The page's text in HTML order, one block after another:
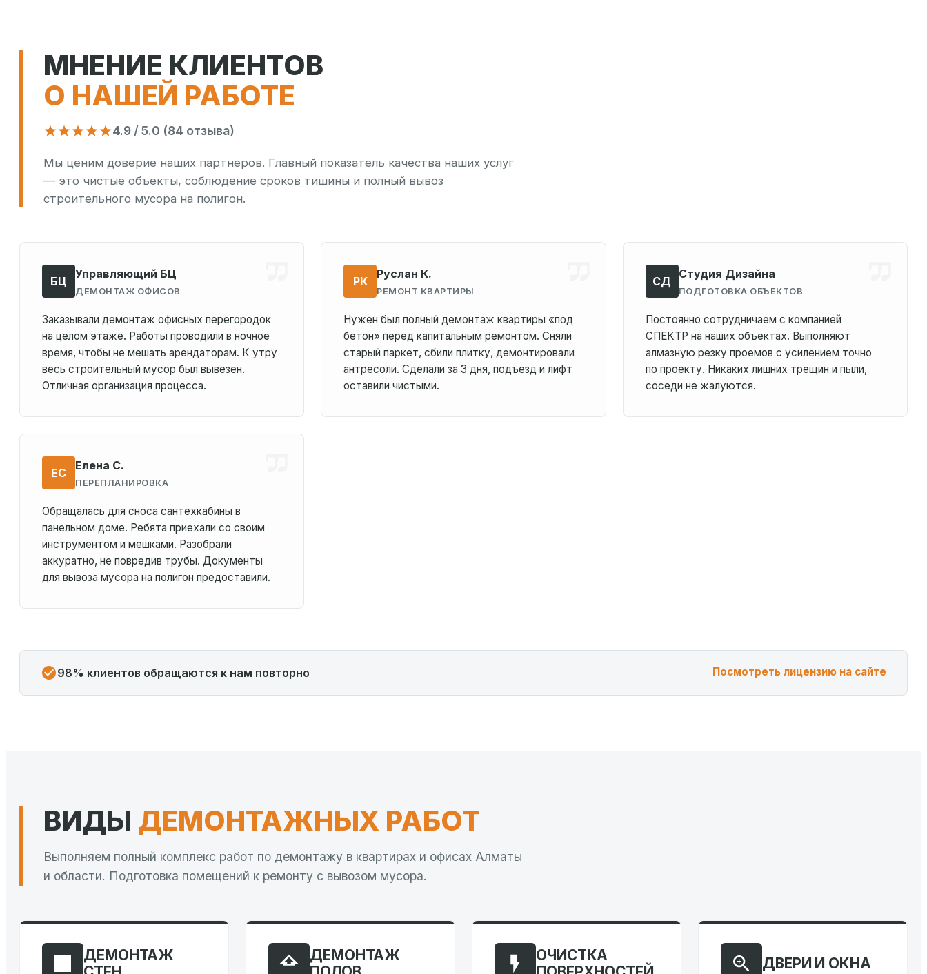
МНЕНИЕ КЛИЕНТОВ
О НАШЕЙ РАБОТЕ
4.9 / 5.0 (84 отзыва)
Мы ценим доверие наших партнеров. Главный показатель качества наших услуг
— это чистые объекты, соблюдение сроков тишины и полный вывоз
строительного мусора на полигон.
БЦ
Управляющий БЦ
ДЕМОНТАЖ ОФИСОВ
Заказывали демонтаж офисных перегородок
на целом этаже. Работы проводили в ночное
время, чтобы не мешать арендаторам. К утру
весь строительный мусор был вывезен.
Отличная организация процесса.
РК
Руслан К.
РЕМОНТ КВАРТИРЫ
Нужен был полный демонтаж квартиры «под
бетон» перед капитальным ремонтом. Сняли
старый паркет, сбили плитку, демонтировали
антресоли. Сделали за 3 дня, подъезд и лифт
оставили чистыми.
СД
Студия Дизайна
ПОДГОТОВКА ОБЪЕКТОВ
Постоянно сотрудничаем с компанией
СПЕКТР на наших объектах. Выполняют
алмазную резку проемов с усилением точно
по проекту. Никаких лишних трещин и пыли,
соседи не жалуются.
ЕС
Елена С.
ПЕРЕПЛАНИРОВКА
Обращалась для сноса сантехкабины в
панельном доме. Ребята приехали со своим
инструментом и мешками. Разобрали
аккуратно, не повредив трубы. Документы
для вывоза мусора на полигон предоставили.
98% клиентов обращаются к нам повторно Посмотреть лицензию на сайте
ВИДЫ ДЕМОНТАЖНЫХ РАБОТ
Выполняем полный комплекс работ по демонтажу в квартирах и офисах Алматы
и области. Подготовка помещений к ремонту с вывозом мусора.
ДЕМОНТАЖ
ДЕМОНТАЖ
ОЧИСТКА
ДВЕРИ И ОКНА